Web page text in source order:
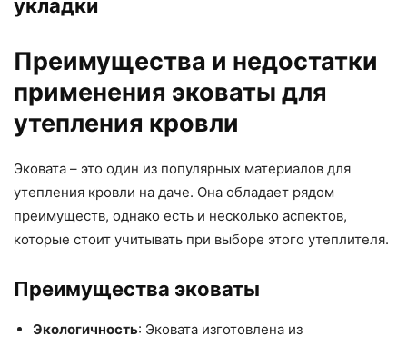
укладки
Преимущества и недостатки
применения эковаты для
утепления кровли
Эковата – это один из популярных материалов для
утепления кровли на даче. Она обладает рядом
преимуществ, однако есть и несколько аспектов,
которые стоит учитывать при выборе этого утеплителя.
Преимущества эковаты
Экологичность: Эковата изготовлена из